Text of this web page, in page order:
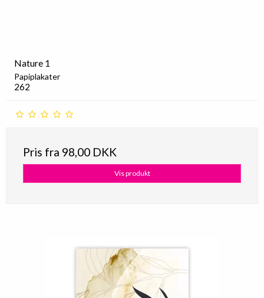
Nature 1
Papiplakater
262
Pris fra 98,00 DKK
Vis produkt